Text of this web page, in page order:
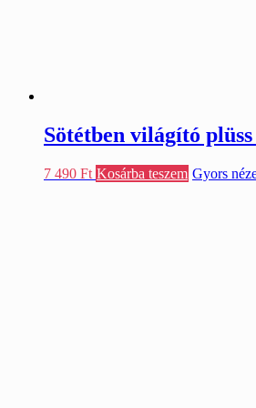
Sötétben világító
7 490 Ft Kosárba teszem Gyors